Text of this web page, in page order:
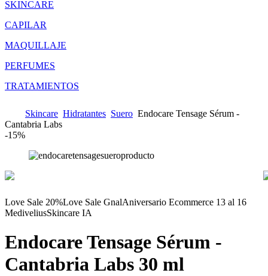
SKINCARE
CAPILAR
MAQUILLAJE
PERFUMES
TRATAMIENTOS
Skincare Hidratantes Suero Endocare Tensage Sérum -
Cantabria Labs
-15%
Love Sale 20%Love Sale GnalAniversario Ecommerce 13 al 16
MediveliusSkincare IA
Endocare Tensage Sérum -
Cantabria Labs 30 ml